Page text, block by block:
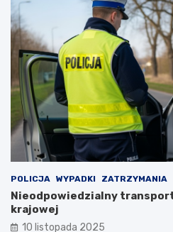
POLICJA WYPADKI ZATRZYMANIA
Nieodpowiedzialny
krajowej
10 listopada 2025